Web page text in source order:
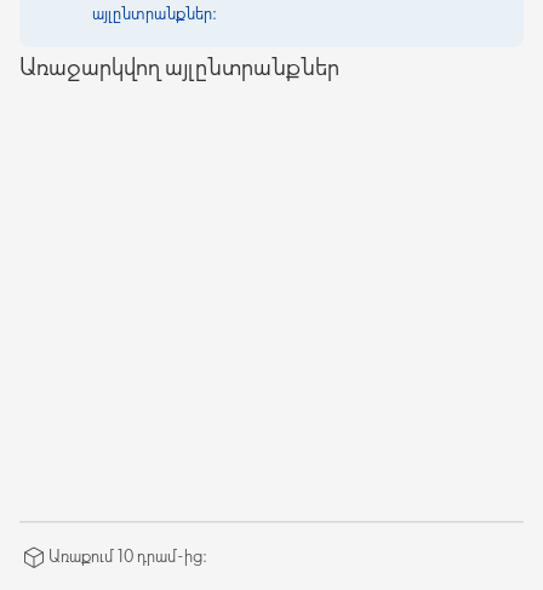
այլընտրանքներ։
Առաջարկվող այլընտրանքներ
Առաքում 10 դրամ-ից։